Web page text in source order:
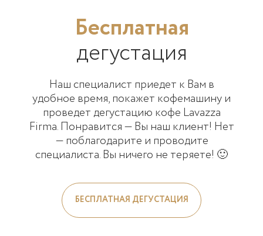
Бесплатная
дегустация
Наш специалист приедет к Вам в
удобное время, покажет кофемашину и
проведет дегустацию кофе Lavazza
Firma. Понравится — Вы наш клиент! Нет
— поблагодарите и проводите
специалиста. Вы ничего не теряете! 🙂
БЕСПЛАТНАЯ ДЕГУСТАЦИЯ